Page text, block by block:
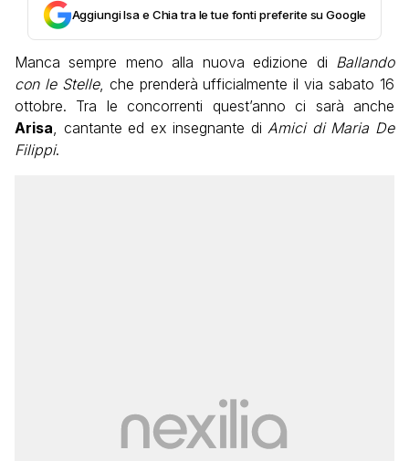
Aggiungi Isa e Chia tra le tue fonti preferite su Google
Manca sempre meno alla nuova edizione di Ballando
con le Stelle, che prenderà ufficialmente il via sabato 16
ottobre. Tra le concorrenti quest’anno ci sarà anche
Arisa , cantante ed ex insegnante di Amici di Maria De
Filippi.